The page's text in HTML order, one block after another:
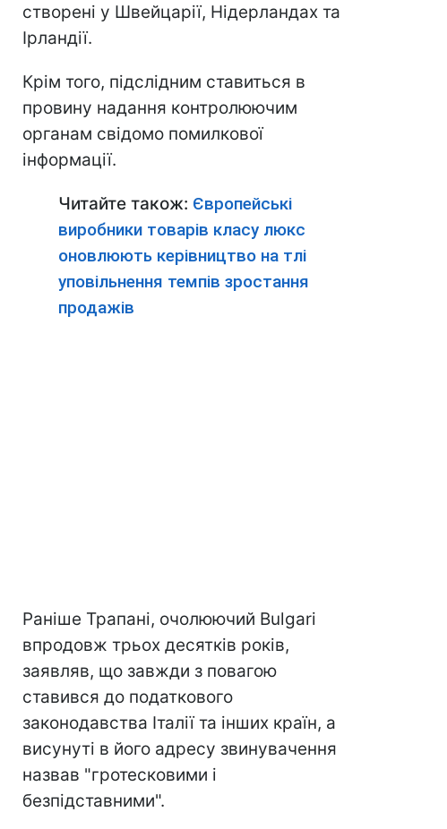
створені у Швейцарії, Нідерландах та
Ірландії.
Крім того, підслідним ставиться в
провину надання контролюючим
органам свідомо помилкової
інформації.
Читайте також: Європейські
виробники товарів класу люкс
оновлюють керівництво на тлі
уповільнення темпів зростання
продажів
Раніше Трапані, очолюючий Bulgari
впродовж трьох десятків років,
заявляв, що завжди з повагою
ставився до податкового
законодавства Італії та інших країн, а
висунуті в його адресу звинувачення
назвав "гротесковими і
безпідставними".